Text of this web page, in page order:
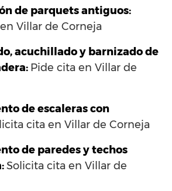
de parquets antiguos:
Villar de Corneja
acuchillado y barnizado de
Pide cita en Villar de
de escaleras con
cita en Villar de Corneja
de paredes y techos
Solicita cita en Villar de